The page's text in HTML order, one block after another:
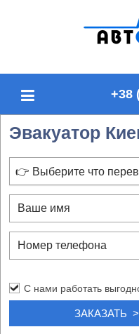
+38
Эвакуатор
👉 Выберите что
С нами работать